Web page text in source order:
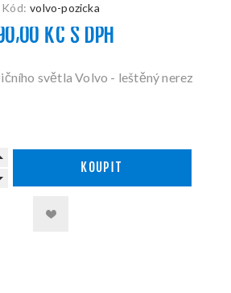
Kód: volvo-pozicka
KČ S DPH
světla Volvo - leštěný nerez
KOUPIT